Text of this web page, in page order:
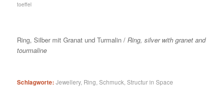
toeffel
Ring, Silber mit Granat und Turmalin /Ring, silver with granet and
tourmaline
Schlagworte: Jewellery, Ring Schmuck Structur in Space